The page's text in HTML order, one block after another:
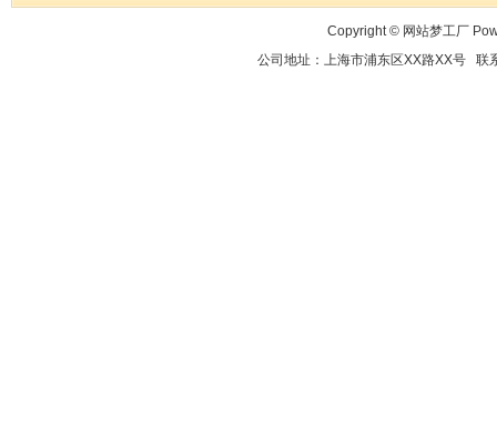
Copyright © 网站梦工厂
公司地址：上海市浦东区XX路XX号